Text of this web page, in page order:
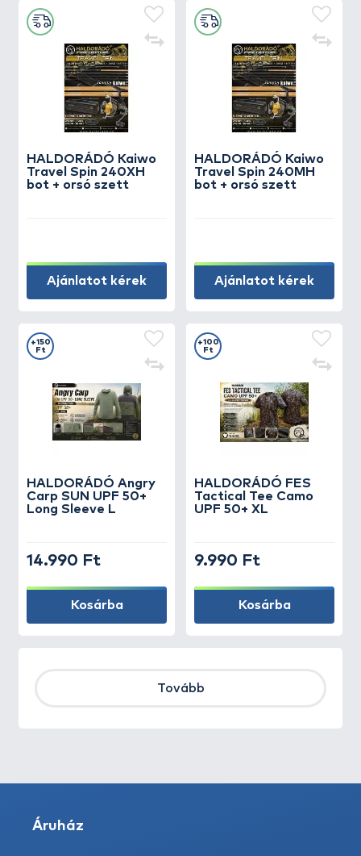
HALDORÁDÓ Kaiwo
Travel Spin 240XH
bot + orsó szett
Ajánlatot kérek
HALDORÁDÓ Kaiwo
Travel Spin 240MH
bot + orsó szett
Ajánlatot kérek
HALDORÁDÓ Angry
Carp SUN UPF 50+
Long Sleeve L
+150
Ft
14.990 Ft
Kosárba
HALDORÁDÓ FES
Tactical Tee Camo
UPF 50+ XL
+100
Ft
9.990 Ft
Kosárba
Tovább
Áruház